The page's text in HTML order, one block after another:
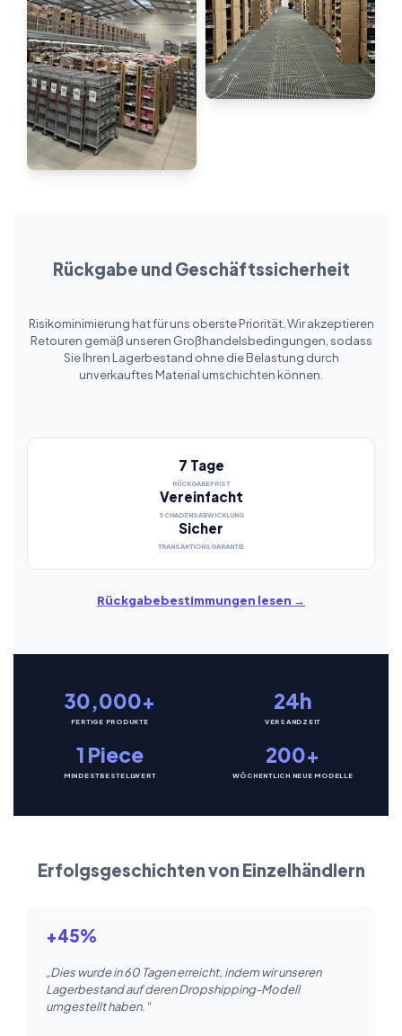
Rückgabe und Geschäftssicherheit
Risikominimierung hat für uns oberste Priorität. Wir akzeptieren
Retouren gemäß unseren Großhandelsbedingungen, sodass
Sie Ihren Lagerbestand ohne die Belastung durch
unverkauftes Material umschichten können.
7 Tage
RÜCKGABEFRIST
Vereinfacht
SCHADENSABWICKLUNG
Sicher
TRANSAKTIONSGARANTIE
Rückgabebestimmungen lesen →
30,000+
FERTIGE PRODUKTE
24h
VERSANDZEIT
1 Piece
MINDESTBESTELLWERT
200+
WÖCHENTLICH NEUE MODELLE
Erfolgsgeschichten von Einzelhändlern
+45%
„Dies wurde in 60 Tagen erreicht, indem wir unseren
Lagerbestand auf deren Dropshipping-Modell
umgestellt haben.“